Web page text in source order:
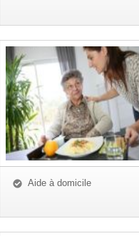
Aide à domicile